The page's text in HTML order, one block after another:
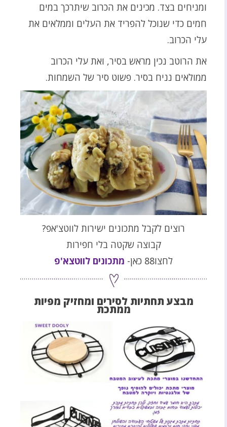
ומניחים בצד. מכינים את הכרוב שיתרכך במים
חמים כדי שנוכל להפריד את העלים וממלאים את
עלי הכרוב.
את הרוטב נכין מראש בסיר, ואת עלי הכרוב
ממולאים נניח בסיר. פשוט סיר של השמחות.
רוצים לקבל מתכונים ישירות לווטצ'אפ?
קבוצה שקטה בלי חפירות
לחצו88 כאן-
מתכונים לווטצא'פ
מבצע תחתיות לסירים ומחזיק מפיות
ממתכת